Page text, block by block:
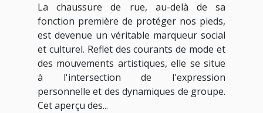
La chaussure de rue, au-delà de sa
fonction première de protéger nos pieds,
est devenue un véritable marqueur social
et culturel. Reflet des courants de mode et
des mouvements artistiques, elle se situe
à l'intersection de l'expression
personnelle et des dynamiques de groupe.
Cet aperçu des...